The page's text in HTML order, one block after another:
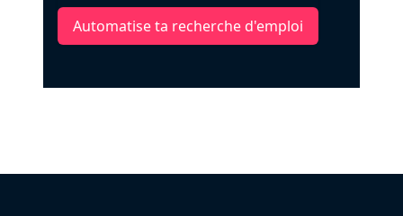
Automatise ta recherche d'emploi